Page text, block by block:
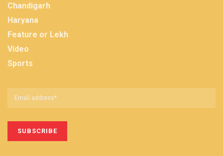
Chandigarh
Haryana
Feature or Lekh
Video
Sports